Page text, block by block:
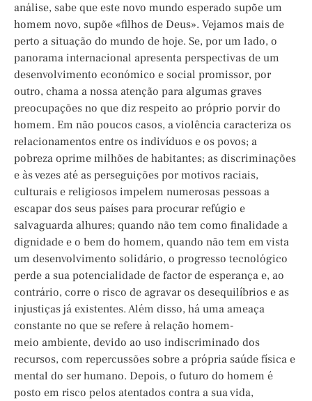
análise, sabe que este novo mundo esperado supõe um
homem novo, supõe «filhos de Deus». Vejamos mais de
perto a situação do mundo de hoje. Se, por um lado, o
panorama internacional apresenta perspectivas de um
desenvolvimento económico e social promissor, por
outro, chama a nossa atenção para algumas graves
preocupações no que diz respeito ao próprio porvir do
homem. Em não poucos casos, a violência caracteriza os
relacionamentos entre os indivíduos e os povos; a
pobreza oprime milhões de habitantes; as discriminações
e às vezes até as perseguições por motivos raciais,
culturais e religiosos impelem numerosas pessoas a
escapar dos seus países para procurar refúgio e
salvaguarda alhures; quando não tem como finalidade a
dignidade e o bem do homem, quando não tem em vista
um desenvolvimento solidário, o progresso tecnológico
perde a sua potencialidade de factor de esperança e, ao
contrário, corre o risco de agravar os desequilíbrios e as
injustiças já existentes. Além disso, há uma ameaça
constante no que se refere à relação homem-
meio ambiente, devido ao uso indiscriminado dos
recursos, com repercussões sobre a própria saúde física e
mental do ser humano. Depois, o futuro do homem é
posto em risco pelos atentados contra a sua vida,